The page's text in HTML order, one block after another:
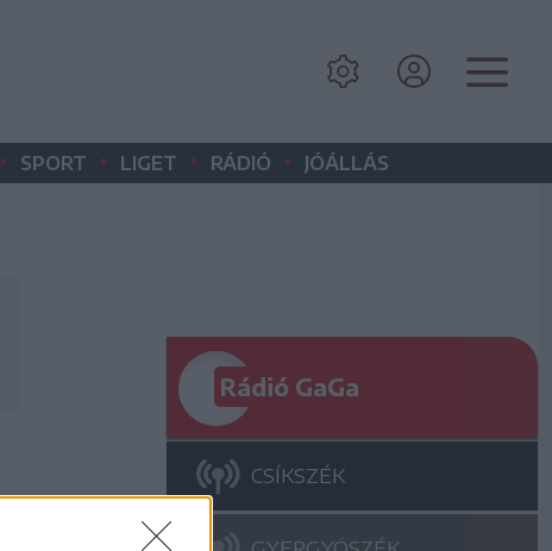
• SPORT • LIGET • RÁDIÓ • JÓÁLLÁS
Rádió GaGa
CSÍKSZÉK